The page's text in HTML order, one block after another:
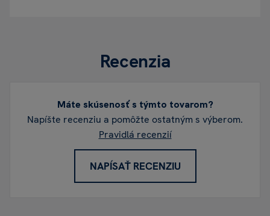
Recenzia
Máte skúsenosť s týmto tovarom?
Napíšte recenziu a pomôžte ostatným s výberom.
Pravidlá recenzií
NAPÍSAŤ RECENZIU